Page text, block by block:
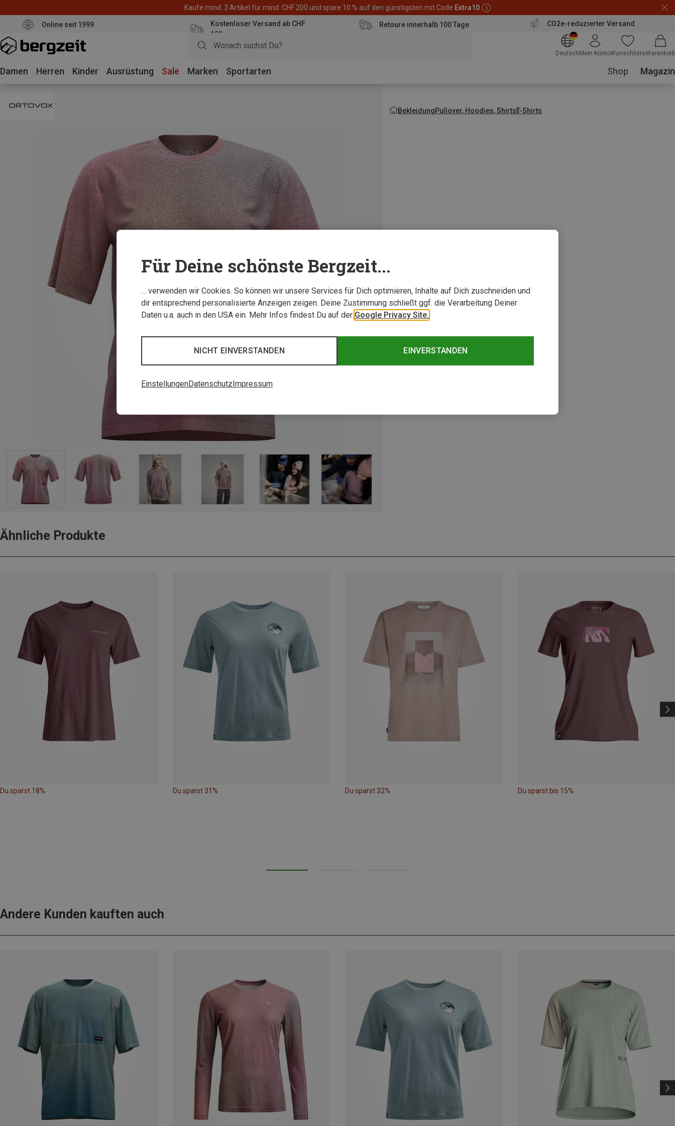
Kaufe mind. 3 Artikel für mind. CHF 200 und spare 10 % auf den günstigsten mit Code Extra10
Online seit 1999
Kostenloser Versand ab CHF
100
Retoure innerhalb 100 Tage CO2e-reduzierter Versand
Deutsch Mein KontoWunschlisteWarenkorb
Damen Herren Kinder Ausrüstung Sale Marken Sportarten Shop Magazin
BekleidungPullover, Hoodies, ShirtsT-Shirts
Ähnliche Produkte
Du sparst 18% Du sparst 31% Du sparst 32% Du sparst bis 15%
Andere Kunden kauften auch
Für Deine schönste Bergzeit...
… verwenden wir Cookies. So können wir unsere Services für Dich optimieren, Inhalte auf Dich zuschneiden und
dir entsprechend personalisierte Anzeigen zeigen. Deine Zustimmung schließt ggf. die Verarbeitung Deiner
Daten u.a. auch in den USA ein. Mehr Infos findest Du auf der Google Privacy Site.
EINVERSTANDEN
NICHT EINVERSTANDEN
EinstellungenDatenschutz Impressum